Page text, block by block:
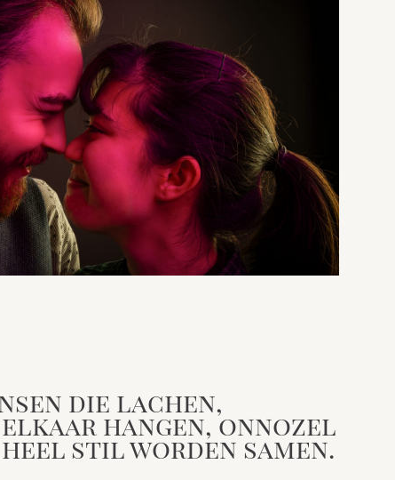
die lachen,
hangen, onnozel
stil worden samen.